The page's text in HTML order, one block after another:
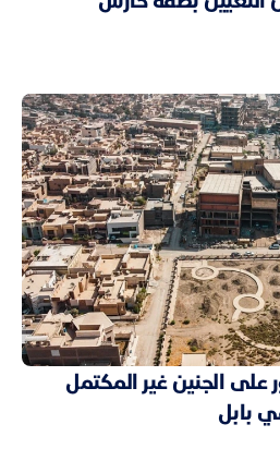
على الجنين غير المكتمل
بابل